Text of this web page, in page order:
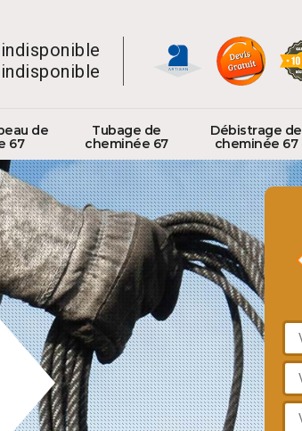
indisponible
indisponible
de
67
Tubage de
cheminée 67
Débistrage de
cheminée 67